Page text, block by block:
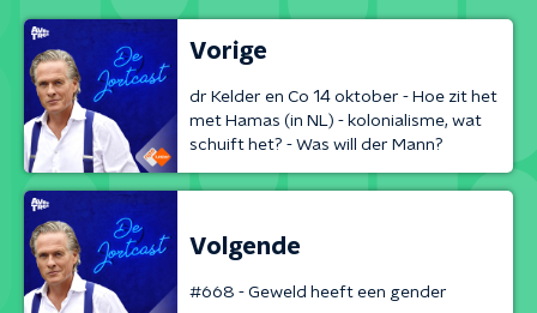
Vorige
dr Kelder en Co 14 oktober - Hoe zit het
met Hamas (in NL) - kolonialisme, wat
schuift het? - Was will der Mann?
Volgende
#668 - Geweld heeft een gender